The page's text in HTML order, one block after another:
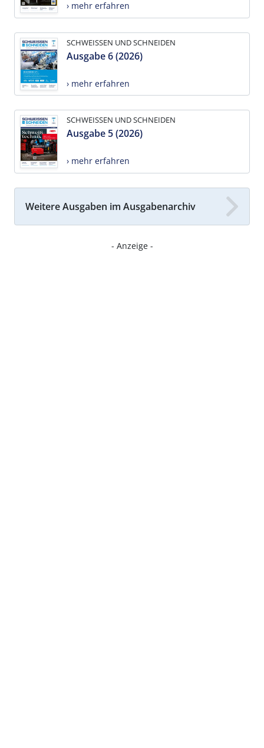
› mehr erfahren
SCHWEISSEN UND SCHNEIDEN
Ausgabe 6 (2026)
› mehr erfahren
SCHWEISSEN UND SCHNEIDEN
Ausgabe 5 (2026)
› mehr erfahren
Weitere Ausgaben im Ausgabenarchiv
- Anzeige -